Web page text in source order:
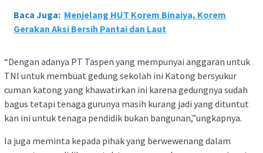
Baca Juga: Menjelang HUT Korem Binaiya, Korem
Gerakan Aksi Bersih Pantai dan Laut
“Dengan adanya PT Taspen yang mempunyai anggaran untuk
TNI untuk membuat gedung sekolah ini Katong bersyukur
cuman katong yang khawatirkan ini karena gedungnya sudah
bagus tetapi tenaga gurunya masih kurang jadi yang dituntut
kan ini untuk tenaga pendidik bukan bangunan,”ungkapnya.
Ia juga meminta kepada pihak yang berwewenang dalam